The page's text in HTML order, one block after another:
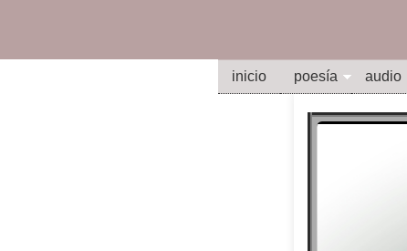
inicio poesía audio